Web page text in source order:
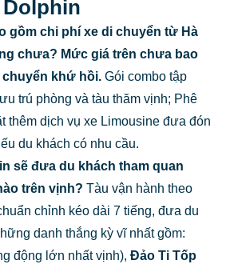
gồm chi phí xe di chuyển từ Hà
chưa? Mức giá trên chưa bao
khứ hồi.Gói combo tập
trú phòng và tàu thăm vịnh; Phê
thêm dịch vụ xe Limousine đưa đón
du khách có nhu cầu.
sẽ đưa du khách tham quan
trên vịnh? Tàu vận hành theo
chỉnh kéo dài 7 tiếng, đưa du
danh thắng kỳ vĩ nhất gồm:
động lớn nhất vịnh), Đảo Ti Tốp